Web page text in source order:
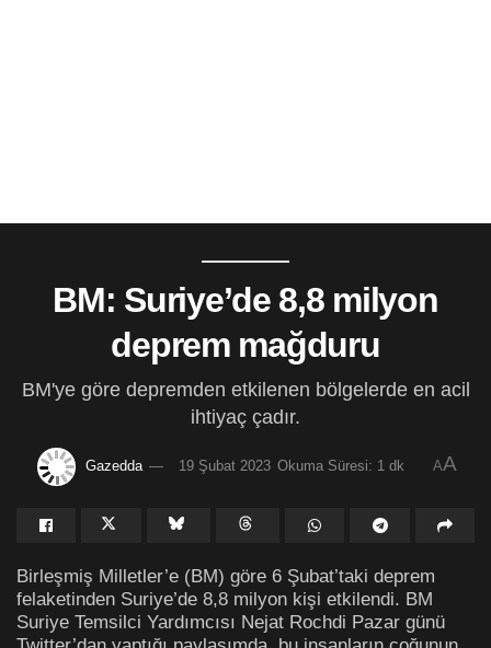
BM: Suriye’de 8,8 milyon
deprem mağduru
BM'ye göre depremden etkilenen bölgelerde en acil
ihtiyaç çadır.
Gazedda 19 Şubat 2023 Okuma Süresi: 1 dk AA
Birleşmiş Milletler’e (BM) göre 6 Şubat’taki deprem
felaketinden Suriye’de 8,8 milyon kişi etkilendi. BM
Suriye Temsilci Yardımcısı Nejat Rochdi Pazar günü